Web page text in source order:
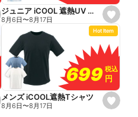
e
s
e
t
a
v
o
r
i
e
ジュニア iCOOL 遮熱UV Tシャツ
8月6日〜8月17日
s
e
Hot Item
699
699 税込
税込
円
円
メンズ iCOOL遮熱Tシャツ
8月6日〜8月17日